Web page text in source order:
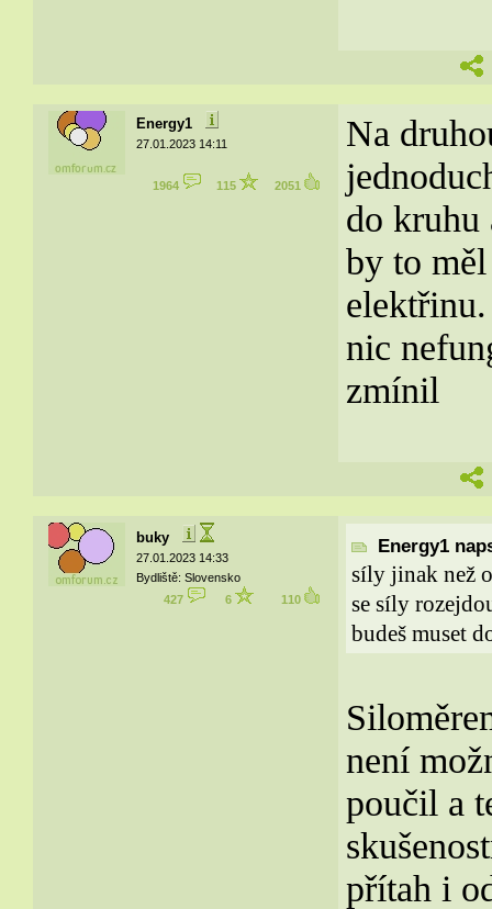
Energy1
27.01.2023 14:11
1964 115 2051
Na
do kruhu
by to
nic
zmínil
buky
27.01.2023 14:33
Bydliště: Slovensko
427
6 110
Energy1
síly jinak než
se síly
budeš muset
není
poučil a
přítah i